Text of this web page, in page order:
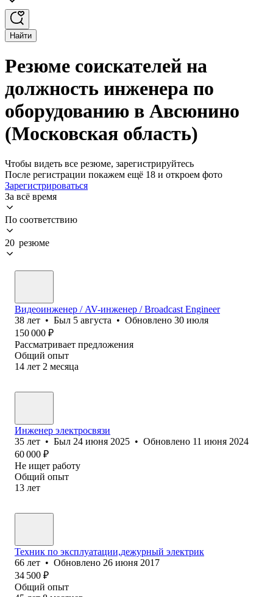
Найти
Резюме соискателей на
должность инженера по
оборудованию в Авсюнино
(Московская область)
Чтобы видеть все резюме, зарегистрируйтесь
После регистрации покажем ещё 18 и откроем фото
Зарегистрироваться
За всё время
По соответствию
20 резюме
Видеоинженер / AV-инженер / Broadcast Engineer
38 лет • Был 5 августа • Обновлено 30 июля
150 000 ₽
Рассматривает предложения
Общий опыт
14 лет 2 месяца
Инженер электросвязи
35 лет • Был 24 июня 2025 • Обновлено 11 июня 2024
60 000 ₽
Не ищет работу
Общий опыт
13 лет
Техник по эксплуатации,дежурный электрик
66 лет • Обновлено 26 июня 2017
34 500 ₽
Общий опыт